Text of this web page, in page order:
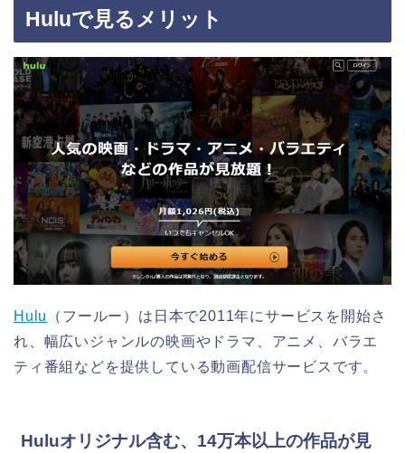
Huluで見るメリット
Hulu
（フールー）は日本で2011年にサービスを開始さ
れ、幅広いジャンルの映画やドラマ、アニメ、バラエ
ティ番組などを提供している動画配信サービスです。
Huluオリジナル含む、14万本以上の作品が見